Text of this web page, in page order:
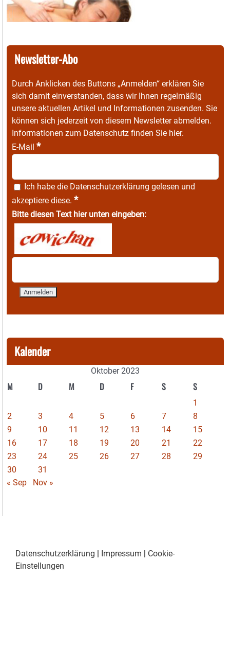
Newsletter-Abo
Durch Anklicken des Buttons „Anmelden“ erklären Sie
sich damit einverstanden, dass wir Ihnen regelmäßig
unsere aktuellen Artikel und Informationen zusenden. Sie
können sich jederzeit von diesem Newsletter abmelden.
Informationen zum Datenschutz finden Sie hier.
E-Mail *
Ich habe die Datenschutzerklärung gelesen und
akzeptiere diese. *
Bitte diesen Text hier unten eingeben:
Kalender
Oktober 2023
M D M D F S S
1
2
3 4 5 6 7
8
9
10 11 12 13 14
15
16
17 18 19 20 21
22
23
24 25 26 27 28
29
30
31
« Sep
Nov »
Datenschutzerklärung | Impressum | Cookie-
Einstellungen